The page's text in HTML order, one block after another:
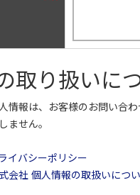
取り扱いに
情報は、お客様のお問い合
ません。
イバシーポリシー
会社 個人情報の取扱いにつ